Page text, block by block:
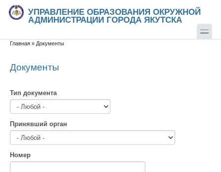
УПРАВЛЕНИЕ ОБРАЗОВАНИЯ ОКРУЖНОЙ
АДМИНИСТРАЦИИ ГОРОДА ЯКУТСКА
Вы здесь
Главная » Документы
Документы
Тип документа
Принявший орган
Номер